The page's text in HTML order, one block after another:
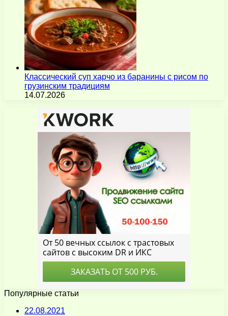
Классический суп харчо из баранины с рисом по
грузинским традициям
14.07.2026
Популярные статьи
22.08.2021